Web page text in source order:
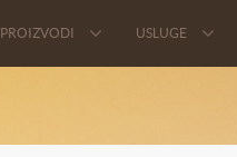
PROIZVODI USLUGE